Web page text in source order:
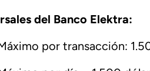
del Banco Elektra:
por transacción: